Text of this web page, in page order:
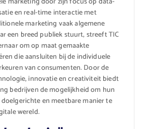
en real-time interactie met
marketing vaak algemene
een breed publiek stuurt, streeft TIC
om op maat gemaakte
die aansluiten bij de individuele
van consumenten. Door de
innovatie en creativiteit biedt
bedrijven de mogelijkheid om hun
en meetbare manier te
wereld.